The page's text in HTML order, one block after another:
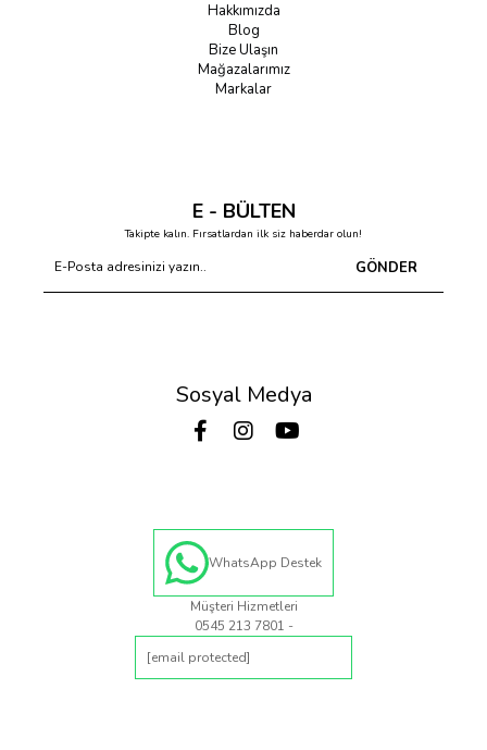
Hakkımızda
Blog
Bize Ulaşın
Mağazalarımız
Markalar
E - BÜLTEN
Takipte kalın. Fırsatlardan ilk siz haberdar olun!
GÖNDER
Sosyal Medya
WhatsApp Destek
Müşteri Hizmetleri
0545 213 7801 -
[email protected]